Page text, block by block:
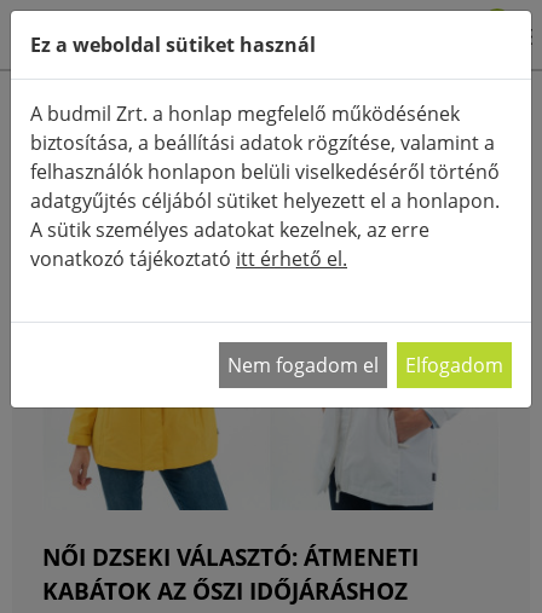
NŐI DZSEKI VÁLASZTÓ: ÁTMENETI
KABÁTOK AZ ŐSZI IDŐJÁRÁSHOZ
Ez a weboldal sütiket használ
A budmil Zrt. a honlap megfelelő működésének
biztosítása, a beállítási adatok rögzítése, valamint a
felhasználók honlapon belüli viselkedéséről történő
adatgyűjtés céljából sütiket helyezett el a honlapon.
A sütik személyes adatokat kezelnek, az erre
vonatkozó tájékoztató itt érhető el.
Nem fogadom el Elfogadom